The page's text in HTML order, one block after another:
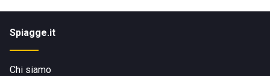
Spiagge.it
Chi siamo